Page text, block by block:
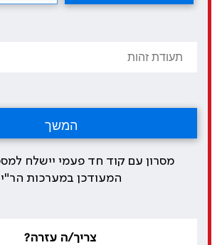
מסרון עם קוד חד פעמי יישלח
המעודכן במערכות הר"י
צריך/ה עזרה?